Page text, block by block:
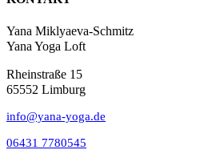
Yana Miklyaeva-Schmitz
Yana Yoga Loft
Rheinstraße 15
65552 Limburg
info@yana-yoga.de
06431 7780545